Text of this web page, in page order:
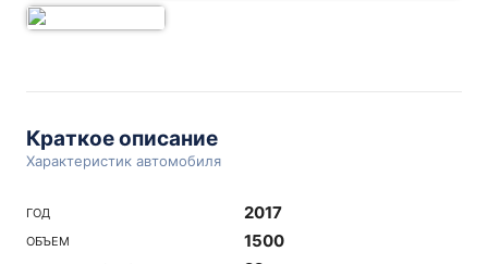
Краткое описание
Характеристик автомобиля
ГОД 2017
ОБЪЕМ 1500